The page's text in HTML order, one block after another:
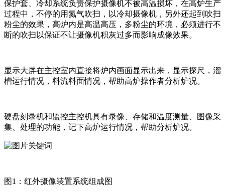
保护套、冷却系统负责保护摄像机不被高温损坏，在高炉生产
过程中，不停的用氮气吹扫，以冷却摄像机，另外还起到吹扫
粉尘的效果，高炉内是高温高压，多粉尘的环境，必须进行不
断的吹扫以保证不让摄像机积灰过多而影响成像效果。
显示大屏在主控室内直接将炉内画面显示出来，显示探尺，溜
槽运行情况，料流料面情况，帮助高炉操作者分析炉况。
硬盘刻录机和监控主控机具有录像、存储和温度测量、图像采
集、处理的功能，记下高炉运行情况，帮助分析炉况。
图1：红外摄像装置系统组成图